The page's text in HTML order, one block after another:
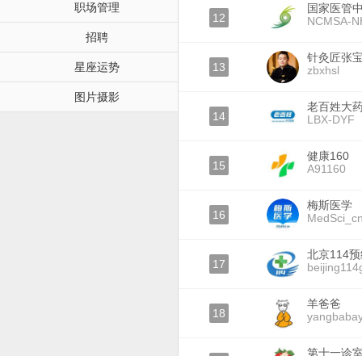
职场管理
招聘
星座运势
图片摄影
12
国家医管
NCMSA-
13
针灸匠张
zbxhsl
14
老百姓大
LBX-DYF
15
健康160
A91160
16
梅斯医学
17
北京114
18
羊爸爸
第十一诊